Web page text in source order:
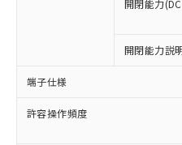
開閉能力
開閉能力説
端子仕様
許容操作頻度
ことをご了承
在庫状況およ
記載している
タに基づき作
覧された時点
準価格とは異
正式な納期状
むを得ず変更するこ
*EU RoHS指令（10物質）：
鉛(Pb) 1000ppm以下、 水
ミウム(Cd) 100ppm以下、
六価クロム(Cr(Ⅵ))
類(PBB) 1000ppm以下、
(PBDE) 1000ppm以下、フ
ル) (DEHP)(別名：DOP)
「－」：未確認です
*中国RoHS10物質の基準
Pb(鉛) :1000ppm、 Hg(水
ニル類) : 1000ppm、
DBP(フタル酸ジブチル) :
当社は、これ
為替および外
（以下｢規制貨
または国外へ
国政府の輸出
可)を取得する
当社は規制貨
○ 一定数以